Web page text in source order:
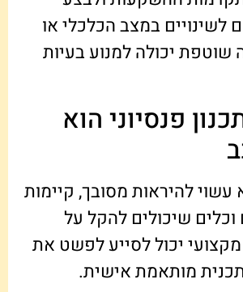
לשינויים במצב הכלכלי או
שוטפת יכולה למנוע בעיות
6: תכנון פנסיוני הוא
להיראות מסובך, קיימות
שיכולים להקל על
מקצועי יכול לסייע לפשט את
מותאמת אישית.